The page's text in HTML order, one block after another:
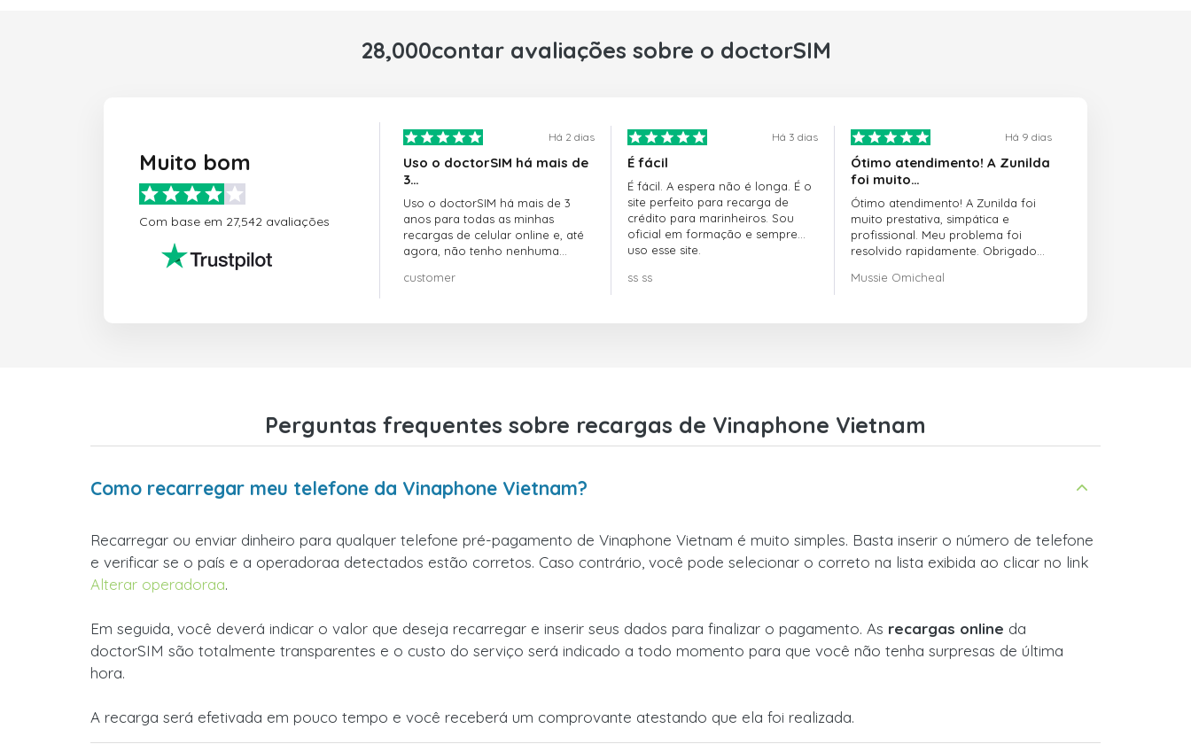
28,000contar avaliações sobre o doctorSIM
Muito bom
Com base em 27,542 avaliações
Há 2 dias
Uso o doctorSIM há mais de
3…
Uso o doctorSIM há mais de 3
anos para todas as minhas
recargas de celular online e, até
agora, não tenho nenhuma
customer
Há 3 dias
É fácil
É fácil. A espera não é longa. É o
site perfeito para recarga de
crédito para marinheiros. Sou
oficial em formação e sempre
uso esse site.
ss ss
Há 9 dias
Ótimo atendimento! A Zunilda
foi muito…
Ótimo atendimento! A Zunilda foi
muito prestativa, simpática e
profissional. Meu problema foi
resolvido rapidamente. Obrigado
Mussie Omicheal
Perguntas frequentes sobre recargas de Vinaphone Vietnam
Como recarregar meu telefone da Vinaphone Vietnam?
Recarregar ou enviar dinheiro para qualquer telefone pré-pagamento de Vinaphone Vietnam é muito simples. Basta inserir o número de telefone
e verificar se o país e a operadoraa detectados estão corretos. Caso contrário, você pode selecionar o correto na lista exibida ao clicar no link
Alterar operadoraa.
Em seguida, você deverá indicar o valor que deseja recarregar e inserir seus dados para finalizar o pagamento. As recargas online da
doctorSIM são totalmente transparentes e o custo do serviço será indicado a todo momento para que você não tenha surpresas de última
hora.
A recarga será efetivada em pouco tempo e você receberá um comprovante atestando que ela foi realizada.